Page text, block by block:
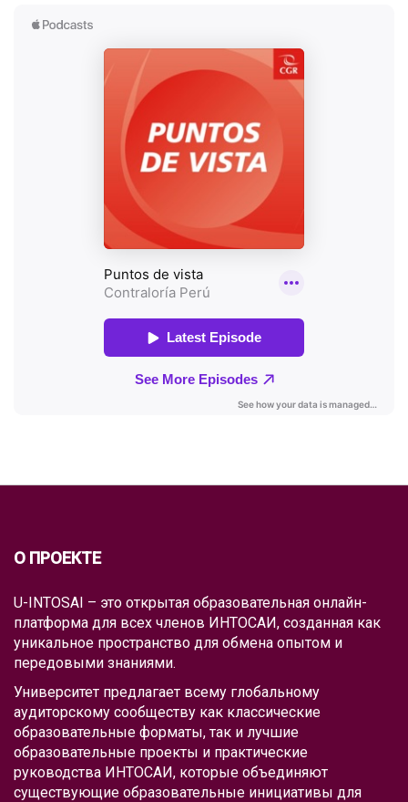
О ПРОЕКТЕ
U-INTOSAI – это открытая образовательная онлайн-
платформа для всех членов ИНТОСАИ, созданная как
уникальное пространство для обмена опытом и
передовыми знаниями.
Университет предлагает всему глобальному
аудиторскому сообществу как классические
образовательные форматы, так и лучшие
образовательные проекты и практические
руководства ИНТОСАИ, которые объединяют
существующие образовательные инициативы для